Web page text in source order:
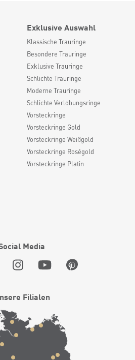
Exklusive Auswahl
Klassische Trauringe
Besondere Trauringe
Exklusive Trauringe
Schlichte Trauringe
Moderne Trauringe
Schlichte Verlobungsringe
Vorsteckringe
Vorsteckringe Gold
Vorsteckringe Weißgold
Vorsteckringe Roségold
Vorsteckringe Platin
Media
Filialen